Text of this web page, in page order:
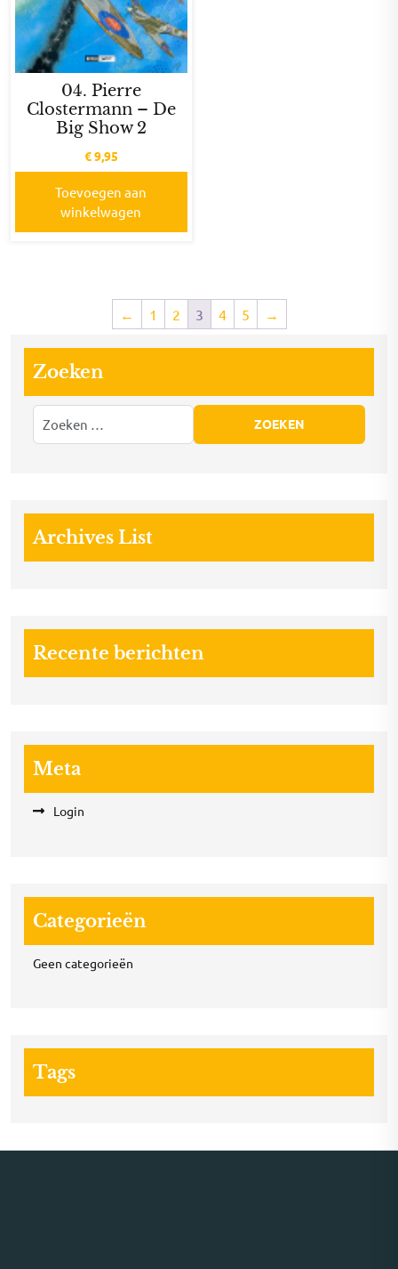
04. Pierre
Clostermann – De
Big Show 2
€9,95
Toevoegen aan
winkelwagen
← 1 2 3 4 5 →
Zoeken
Archives List
Recente berichten
Meta
Login
Categorieën
Geen categorieën
Tags